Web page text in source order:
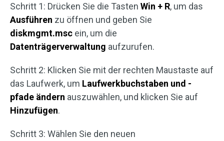
Schritt 1: Drücken Sie die Tasten Win + R, um das
Ausführen zu öffnen und geben Sie
diskmgmt.msc ein, um die
Datenträgerverwaltung aufzurufen.
Schritt 2: Klicken Sie mit der rechten Maustaste auf
das Laufwerk, um Laufwerkbuchstaben und -
pfade ändern auszuwählen, und klicken Sie auf
Hinzufügen.
Schritt 3: Wählen Sie den neuen